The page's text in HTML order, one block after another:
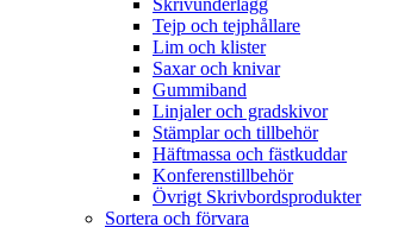
Skrivunderlägg
Tejp och tejphållare
Lim och klister
Saxar och knivar
Gummiband
Linjaler och gradskivor
Stämplar och tillbehör
Häftmassa och fästkuddar
Konferenstillbehör
Övrigt Skrivbordsprodukter
Sortera och förvara